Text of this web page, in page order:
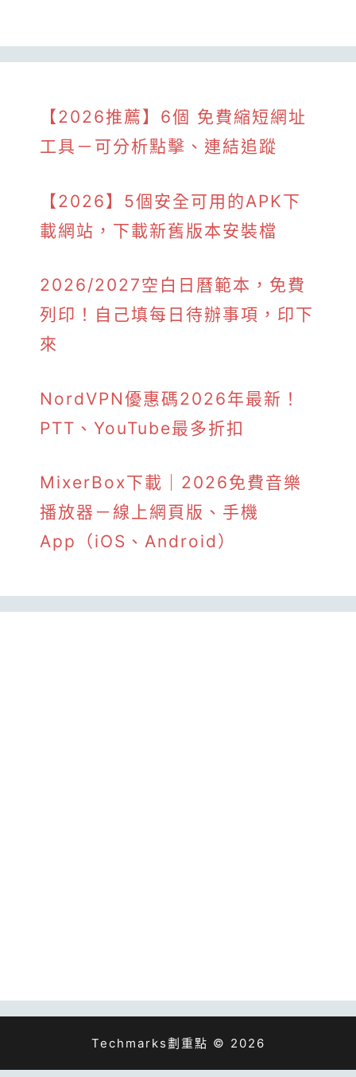
【2026推薦】6個 免費縮短網址
工具－可分析點擊、連結追蹤
【2026】5個安全可用的APK下
載網站，下載新舊版本安裝檔
2026/2027空白日曆範本，免費
列印！自己填每日待辦事項，印下
來
NordVPN優惠碼2026年最新！
PTT、YouTube最多折扣
MixerBox下載｜2026免費音樂
播放器－線上網頁版、手機
App（iOS、Android）
Techmarks劃重點 © 2026